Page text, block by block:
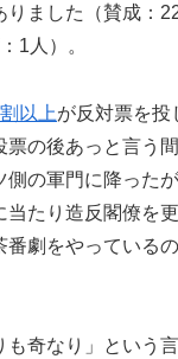
りました（賛成：
1人）。
以上が反対票を投
票の後あっと言う
側の軍門に降った
当たり造反閣僚を
番劇をやっている
も奇なり」という